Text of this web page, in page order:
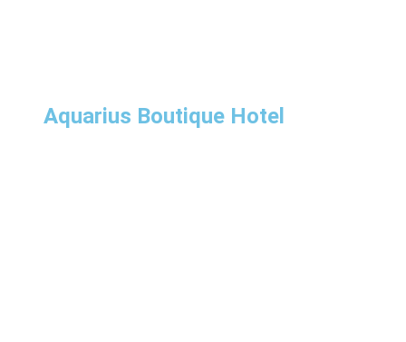
Aquarius Boutique Hotel